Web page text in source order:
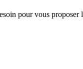
pour vous proposer